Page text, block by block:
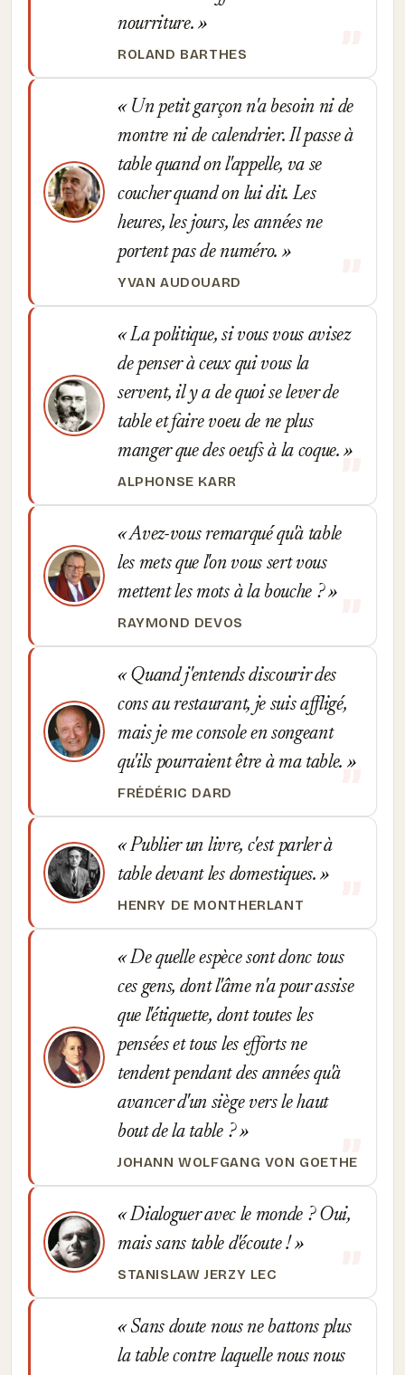
nourriture.
ROLAND BARTHES
Un petit garçon n'a besoin ni de
montre ni de calendrier. Il passe à
table quand on l'appelle, va se
coucher quand on lui dit. Les
heures, les jours, les années ne
portent pas de numéro.
YVAN AUDOUARD
La politique, si vous vous avisez
de penser à ceux qui vous la
servent, il y a de quoi se lever de
table et faire voeu de ne plus
manger que des oeufs à la coque.
ALPHONSE KARR
Avez-vous remarqué qu'à table
les mets que l'on vous sert vous
mettent les mots à la bouche ?
RAYMOND DEVOS
Quand j'entends discourir des
cons au restaurant, je suis affligé,
mais je me console en songeant
qu'ils pourraient être à ma table.
FRÉDÉRIC DARD
Publier un livre, c'est parler à
table devant les domestiques.
HENRY DE MONTHERLANT
De quelle espèce sont donc tous
ces gens, dont l'âme n'a pour assise
que l'étiquette, dont toutes les
pensées et tous les efforts ne
tendent pendant des années qu'à
avancer d'un siège vers le haut
bout de la table ?
JOHANN WOLFGANG VON GOETHE
Dialoguer avec le monde ? Oui,
mais sans table d'écoute !
STANISLAW JERZY LEC
Sans doute nous ne battons plus
la table contre laquelle nous nous